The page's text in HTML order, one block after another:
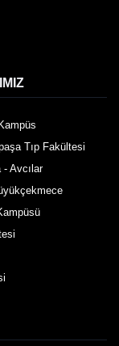
Tıp Fakültesi
Avcılar